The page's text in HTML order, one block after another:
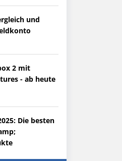
und
2 mit
- ab heute
Die besten